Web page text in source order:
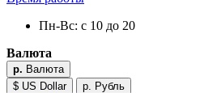
Пн-Вс: с 10 до 20
Валюта
р. Валюта
$ US Dollar
р. Рубль